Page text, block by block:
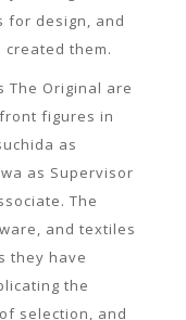
for design, and
them.
The Original are
figures in
as
as Supervisor
The
and textiles
they have
the
selection, and